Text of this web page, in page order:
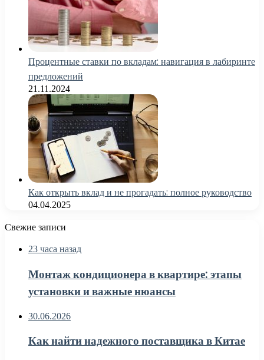
Процентные ставки по вкладам: навигация в лабиринте
предложений
21.11.2024
Как открыть вклад и не прогадать: полное руководство
04.04.2025
Свежие записи
23 часа назад
Монтаж кондиционера в квартире: этапы
установки и важные нюансы
30.06.2026
Как найти надежного поставщика в Китае